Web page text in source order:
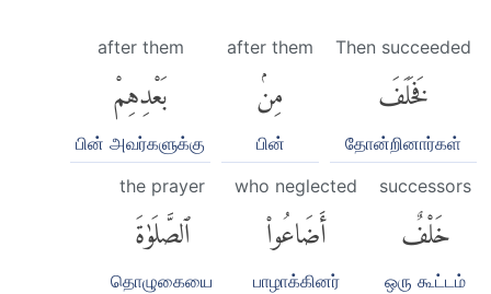
Then succeeded
فَخَلَفَ
தோன்றினார்கள்
after them
مِنۢ
பின்
after them
بَعْدِهِمْ
பின் அவர்களுக்கு
successors
خَلْفٌ
ஒரு கூட்டம்
who neglected
أَضَاعُوا۟
பாழாக்கினர்
the prayer
ٱلصَّلَوٰةَ
தொழுகையை